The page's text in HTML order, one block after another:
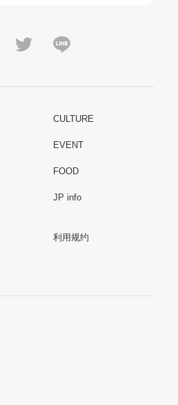
CULTURE
EVENT
FOOD
JP info
利用规约